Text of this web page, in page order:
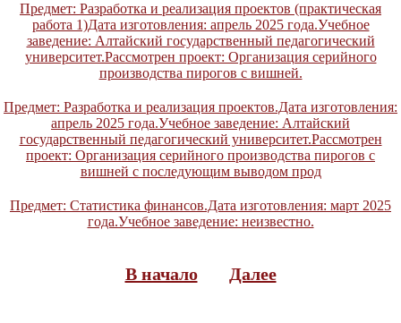
Предмет: Разработка и реализация проектов (практическая
работа 1)Дата изготовления: апрель 2025 года.Учебное
заведение: Алтайский государственный педагогический
университет.Рассмотрен проект: Организация серийного
производства пирогов с вишней.
Предмет: Разработка и реализация проектов.Дата изготовления:
апрель 2025 года.Учебное заведение: Алтайский
государственный педагогический университет.Рассмотрен
проект: Организация серийного производства пирогов с
вишней с последующим выводом прод
Предмет: Статистика финансов.Дата изготовления: март 2025
года.Учебное заведение: неизвестно.
В начало Далее